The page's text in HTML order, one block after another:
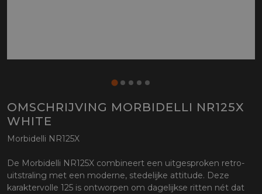
OMSCHRIJVING MORBIDELLI NR125X
WHITE
Morbidelli NR125X
De Morbidelli NR125X combineert een uitgesproken retro-
uitstraling met een moderne, stedelijke attitude. Deze
karaktervolle 125 is ontworpen om dagelijkse ritten nét dat